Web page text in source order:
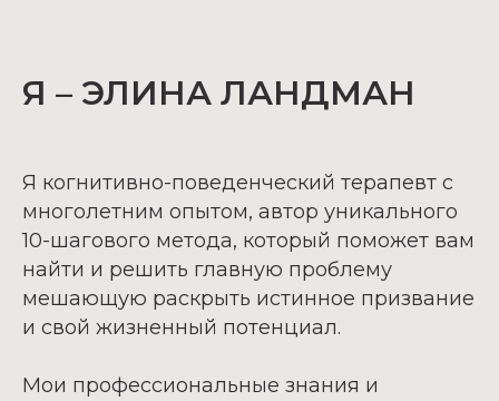
Я – ЭЛИНА ЛАНДМАН
Я когнитивно-поведенческий терапевт с
многолетним опытом, автор уникального
10-шагового метода, который поможет вам
найти и решить главную проблему
мешающую раскрыть истинное призвание
и свой жизненный потенциал.
Мои профессиональные знания и